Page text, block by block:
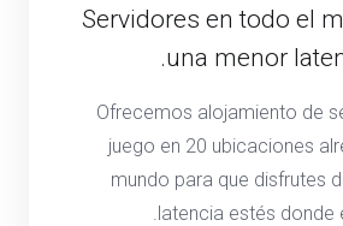
Servidores en todo el
una menor
Ofrecemos alojamiento de
juego en 20 ubicaciones
mundo para que disfrutes
latencia estés donde